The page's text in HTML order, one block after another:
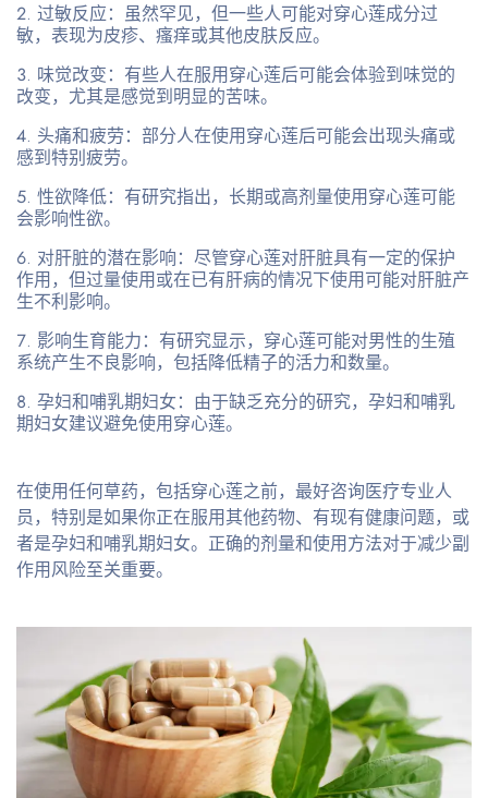
过敏反应：虽然罕见，但一些人可能对穿心莲成分过
敏，表现为皮疹、瘙痒或其他皮肤反应。
味觉改变：有些人在服用穿心莲后可能会体验到味觉的
改变，尤其是感觉到明显的苦味。
头痛和疲劳：部分人在使用穿心莲后可能会出现头痛或
感到特别疲劳。
性欲降低：有研究指出，长期或高剂量使用穿心莲可能
会影响性欲。
对肝脏的潜在影响：尽管穿心莲对肝脏具有一定的保护
作用，但过量使用或在已有肝病的情况下使用可能对肝脏产
生不利影响。
影响生育能力：有研究显示，穿心莲可能对男性的生殖
系统产生不良影响，包括降低精子的活力和数量。
孕妇和哺乳期妇女：由于缺乏充分的研究，孕妇和哺乳
期妇女建议避免使用穿心莲。
在使用任何草药，包括穿心莲之前，最好咨询医疗专业人
员，特别是如果你正在服用其他药物、有现有健康问题，或
者是孕妇和哺乳期妇女。正确的剂量和使用方法对于减少副
作用风险至关重要。